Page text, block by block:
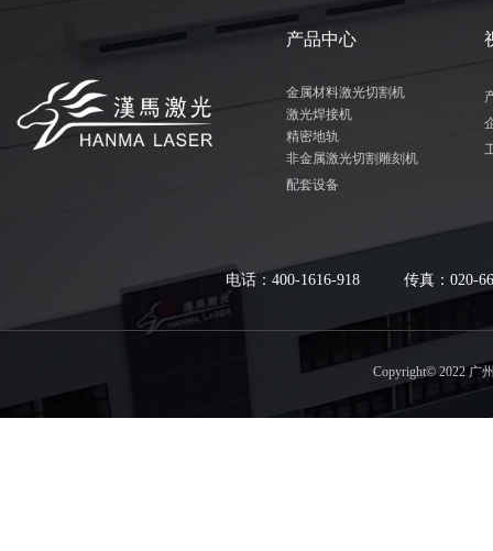
产品中心
金属材料激光切割机
激光焊接机
精密地轨
非金属激光切割雕刻机
配套设备
Copyright© 2022 广
电话：400-1616-918 传真：020-